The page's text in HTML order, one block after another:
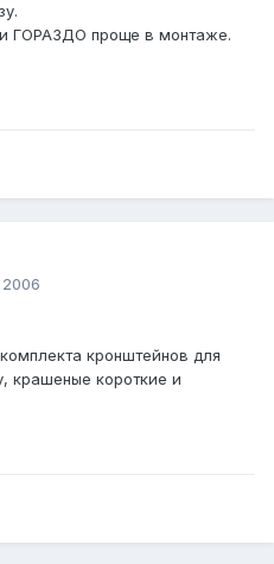
ГОРАЗДО проще в монтаже.
кронштейнов для
крашеные короткие и